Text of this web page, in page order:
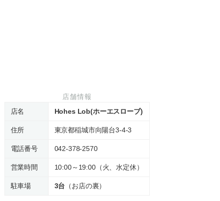
店舗情報
店名
Hohes Lob(ホーエスローブ)
住所 東京都稲城市向陽台3-4-3
電話番号 042-378-2570
営業時間 10:00～19:00（火、水定休）
駐車場 3台 （お店の裏）